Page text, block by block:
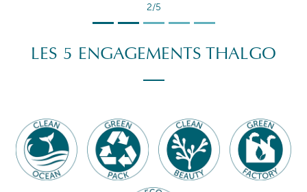
2/5
LES 5 ENGAGEMENTS THALGO